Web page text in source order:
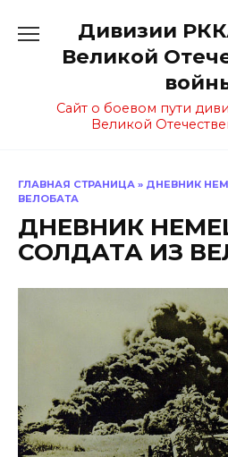
содержанию
Дивизии
Великой
Сайт о боевом пути
Великой
ГЛАВНАЯ СТРАНИЦА » ДНЕВНИК
ВЕЛОБАТА
ДНЕВНИК
СОЛДАТА ИЗ